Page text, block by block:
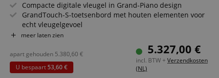
Compacte digitale vleugel in Grand-Piano design
GrandTouch-S-toetsenbord met houten elementen voor
echt vleugelgevoel
Twee gesampelde premium vleugels: Yamaha CFX &
Binaural Sampling voor meeslepend spelen via
koptelefoon
Virtual Resonance Modeling creëert natuurlijke
meer laten zien
5.327,00 €
incl. BTW + Verzendkosten
(NL)
apart gehouden 5.380,60 €
U bespaart53,60 €